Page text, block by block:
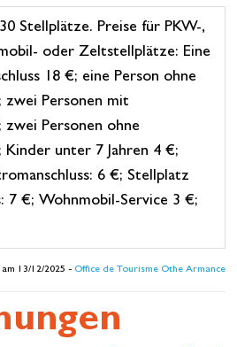
Stellplätze. Preise für PKW-,
oder Zeltstellplätze: Eine
18 €; eine Person ohne
zwei Personen mit
zwei Personen ohne
Kinder unter 7 Jahren 4 €;
6 €; Stellplatz
7 €; Wohnmobil-Service 3 €;
13/12/2025 - Office de Tourisme Othe Armance